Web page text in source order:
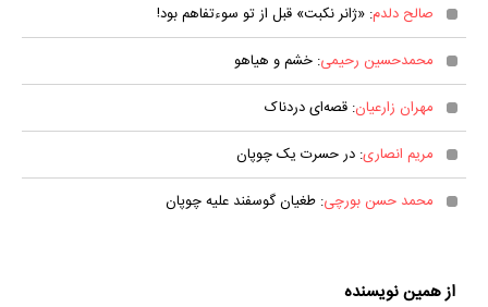
صالح دلدم: «ژانر نکبت» قبل از تو سوءتفاهم بود!
محمدحسین رحیمی: خشم و هیاهو
مهران زارعیان: قصه‌ای دردناک
مریم انصاری: در حسرت یک چوپان
محمد حسن بورچی: طغیان گوسفند علیه چوپان
از همین نویسنده